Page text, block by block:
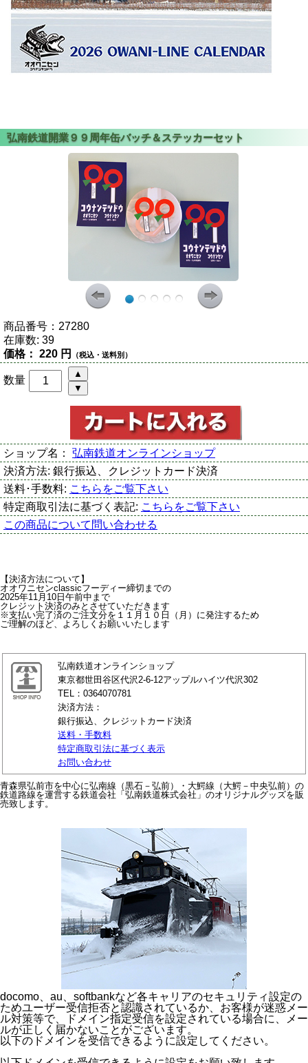
商品番号： 27280
在庫数: 39
価格： 220 円 （税込・送料別）
数量
ショップ名： 弘南鉄道オンラインショップ
決済方法: 銀行振込、クレジットカード決済
送料･手数料: こちらをご覧下さい
特定商取引法に基づく表記: こちらをご覧下さい
この商品について問い合わせる
【決済方法について】
オオワニセンclassicフーディー締切までの
2025年11月10日午前中まで
クレジット決済のみとさせていただきます
※支払い完了済のご注文分を１１月１０日（月）に発注するため
ご理解のほど、よろしくお願いいたします
弘南鉄道オンラインショップ
東京都世田谷区代沢2-6-12アップルハイツ代沢302
TEL：0364070781
決済方法：
銀行振込、クレジットカード決済
送料・手数料
特定商取引法に基づく表示
お問い合わせ
青森県弘前市を中心に弘南線（黒石－弘前）・大鰐線（大鰐－中央弘前）の
鉄道路線を運営する鉄道会社「弘南鉄道株式会社」のオリジナルグッズを販
売致します。
docomo、au、softbankなど各キャリアのセキュリティ設定の
ためユーザー受信拒否と認識されているか、お客様が迷惑メー
ル対策等で、ドメイン指定受信を設定されている場合に、メー
ルが正しく届かないことがございます。
以下のドメインを受信できるように設定してください。